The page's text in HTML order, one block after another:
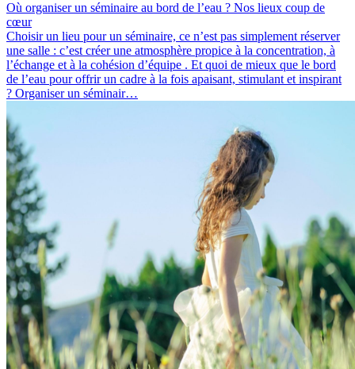
Où organiser un séminaire au bord de l’eau ? Nos lieux coup de
cœur
Choisir un lieu pour un séminaire, ce n’est pas simplement réserver
une salle : c’est créer une atmosphère propice à la concentration, à
l’échange et à la cohésion d’équipe . Et quoi de mieux que le bord
de l’eau pour offrir un cadre à la fois apaisant, stimulant et inspirant
? Organiser un séminair…